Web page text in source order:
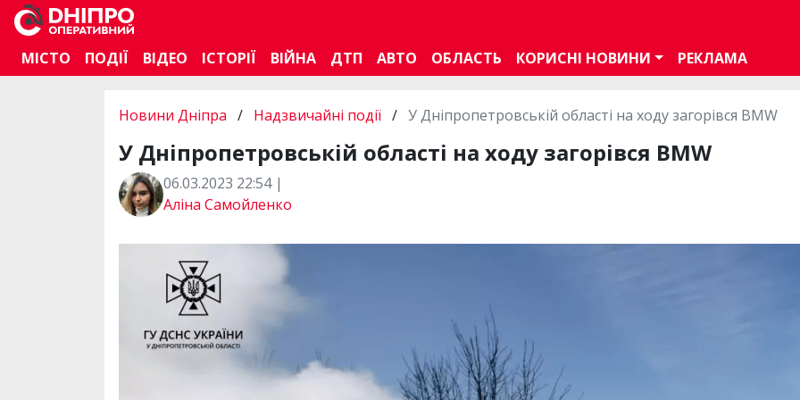
МІСТО ПОДІЇ ВІДЕО ІСТОРІЇ ВІЙНА ДТП АВТО ОБЛАСТЬ КОРИСНІ НОВИНИ РЕКЛАМА
Новини Дніпра / Надзвичайні події / У Дніпропетровській області на ходу загорівся BMW
У Дніпропетровській області на ходу загорівся BMW
06.03.2023 22:54 |
Аліна Самойленко